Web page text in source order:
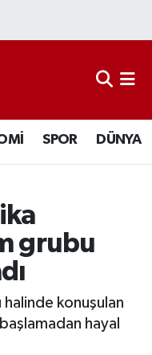
SPOR DÜNYA
grubu
halinde konuşulan
hayal